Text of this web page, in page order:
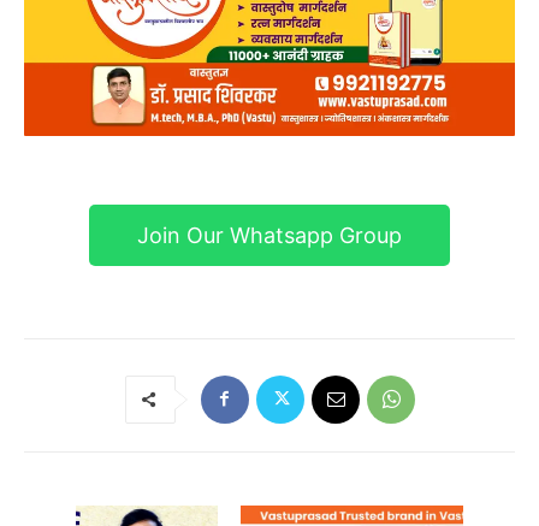
Join Our Whatsapp Group